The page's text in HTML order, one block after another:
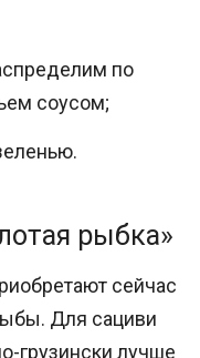
по
соусом;
рыбка»
сейчас
Для сациви
грузински лучше